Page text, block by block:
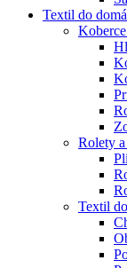
Textil do
Rolety
Textil